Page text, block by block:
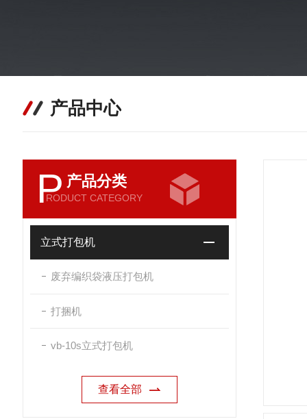
产品中心
P 产品分类
RODUCT CATEGORY
立式打包机
废弃编织袋液压打包机
打捆机
vb-10s立式打包机
查看全部